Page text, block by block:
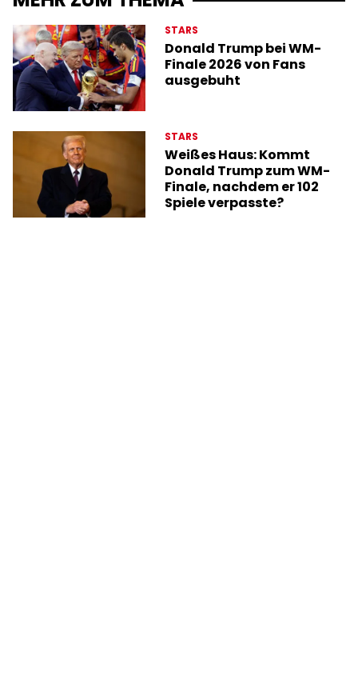
STARS
Donald Trump bei WM-
Finale 2026 von Fans
ausgebuht
STARS
Weißes Haus: Kommt
Donald Trump zum WM-
Finale, nachdem er 102
Spiele verpasste?